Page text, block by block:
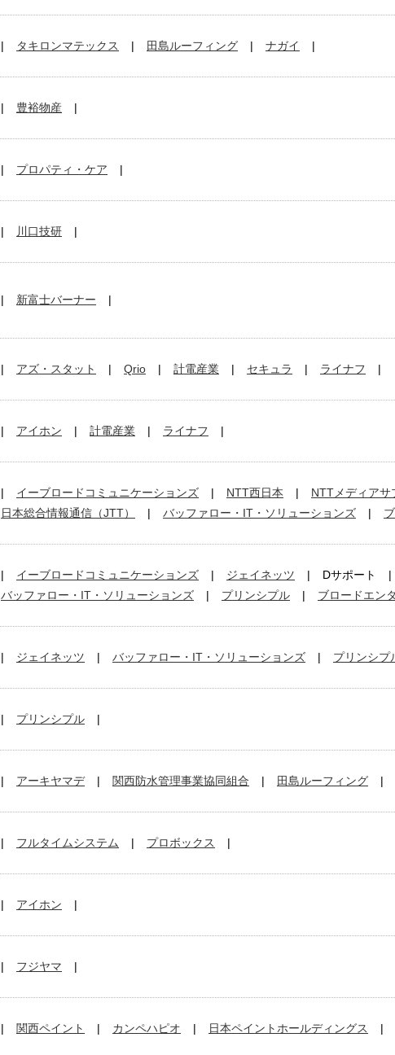
タキロンマテックス 田島ルーフィング ナガイ
豊裕物産
プロパティ・ケア
川口技研
新富士バーナー
アズ・スタット Qrio 計電産業 セキュラ ライナフ
アイホン 計電産業 ライナフ
イーブロードコミュニケーションズ NTT西日本
NTTメディアサ
日本総合情報通信（JTT）
バッファロー・IT・ソリューションズ
イーブロードコミュニケーションズ ジェイネッツ
Dサポート
バッファロー・IT・ソリューションズ
プリンシプル ブロードエン
ジェイネッツ バッファロー・IT・ソリューションズ プリンシプ
プリンシプル
アーキヤマデ 関西防水管理事業協同組合 田島ルーフィング
フルタイムシステム プロボックス
アイホン
フジヤマ
関西ペイント カンペハピオ 日本ペイントホールディングス